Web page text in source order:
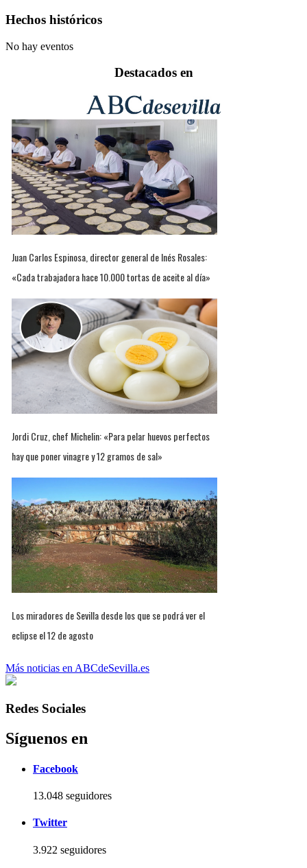
Hechos históricos
No hay eventos
Destacados en
Juan Carlos Espinosa, director general de Inés Rosales:
«Cada trabajadora hace 10.000 tortas de aceite al día»
Jordi Cruz, chef Michelin: «Para pelar huevos perfectos
hay que poner vinagre y 12 gramos de sal»
Los miradores de Sevilla desde los que se podrá ver el
eclipse el 12 de agosto
Más noticias en ABCdeSevilla.es
Redes Sociales
Síguenos en
Facebook
13.048 seguidores
Twitter
3.922 seguidores